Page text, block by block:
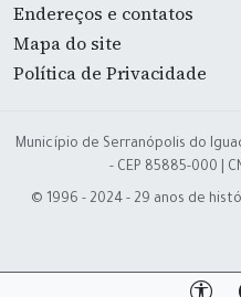
Endereços e contatos
Mapa do site
Política de Privacidade
Município de Serranópolis do
- CEP 85885-000 |
© 1996 - 2024 - 29 anos de